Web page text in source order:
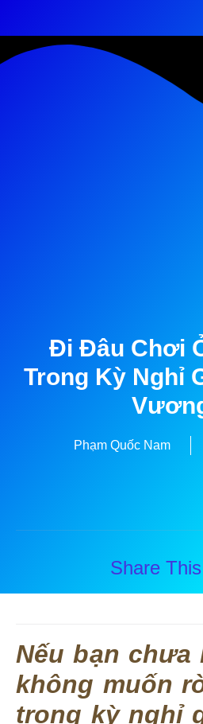
Đi Đâu Chơi
Trong Kỳ Nghỉ
Phạm Quốc Nam
Share
Nếu bạn chưa
không muốn
trong kỳ nghỉ